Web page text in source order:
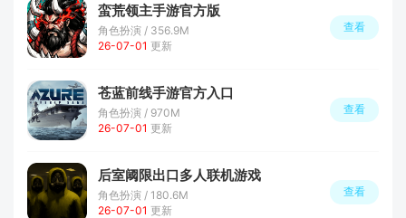
蛮荒领主手游官方版
角色扮演 / 356.9M
26-07-01 更新
查看
苍蓝前线手游官方入口
角色扮演 / 970M
26-07-01 更新
查看
后室阈限出口多人联机游戏
角色扮演 / 180.6M
26-07-01 更新
查看